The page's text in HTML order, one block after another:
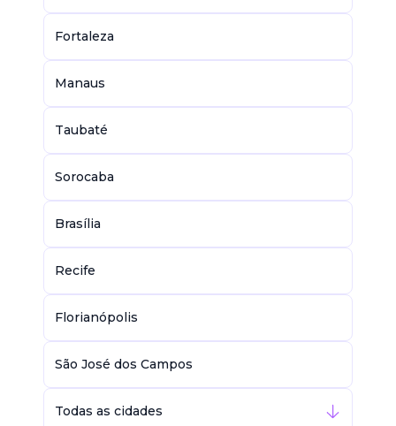
Fortaleza
Manaus
Taubaté
Sorocaba
Brasília
Recife
Florianópolis
São José dos Campos
Todas as cidades